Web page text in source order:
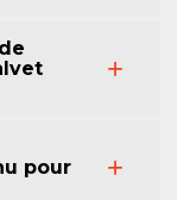
pour